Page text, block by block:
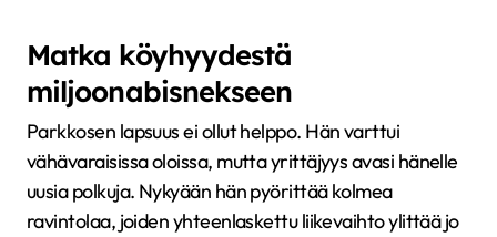
Matka köyhyydestä
miljoonabisnekseen
Parkkosen lapsuus ei ollut helppo. Hän varttui
vähävaraisissa oloissa, mutta yrittäjyys avasi hänelle
uusia polkuja. Nykyään hän pyörittää kolmea
ravintolaa, joiden yhteenlaskettu liikevaihto ylittää jo